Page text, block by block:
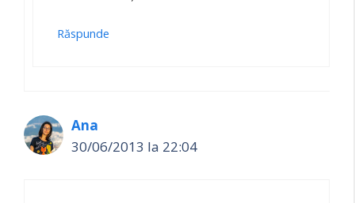
Răspunde
Ana
30/06/2013 la 22:04